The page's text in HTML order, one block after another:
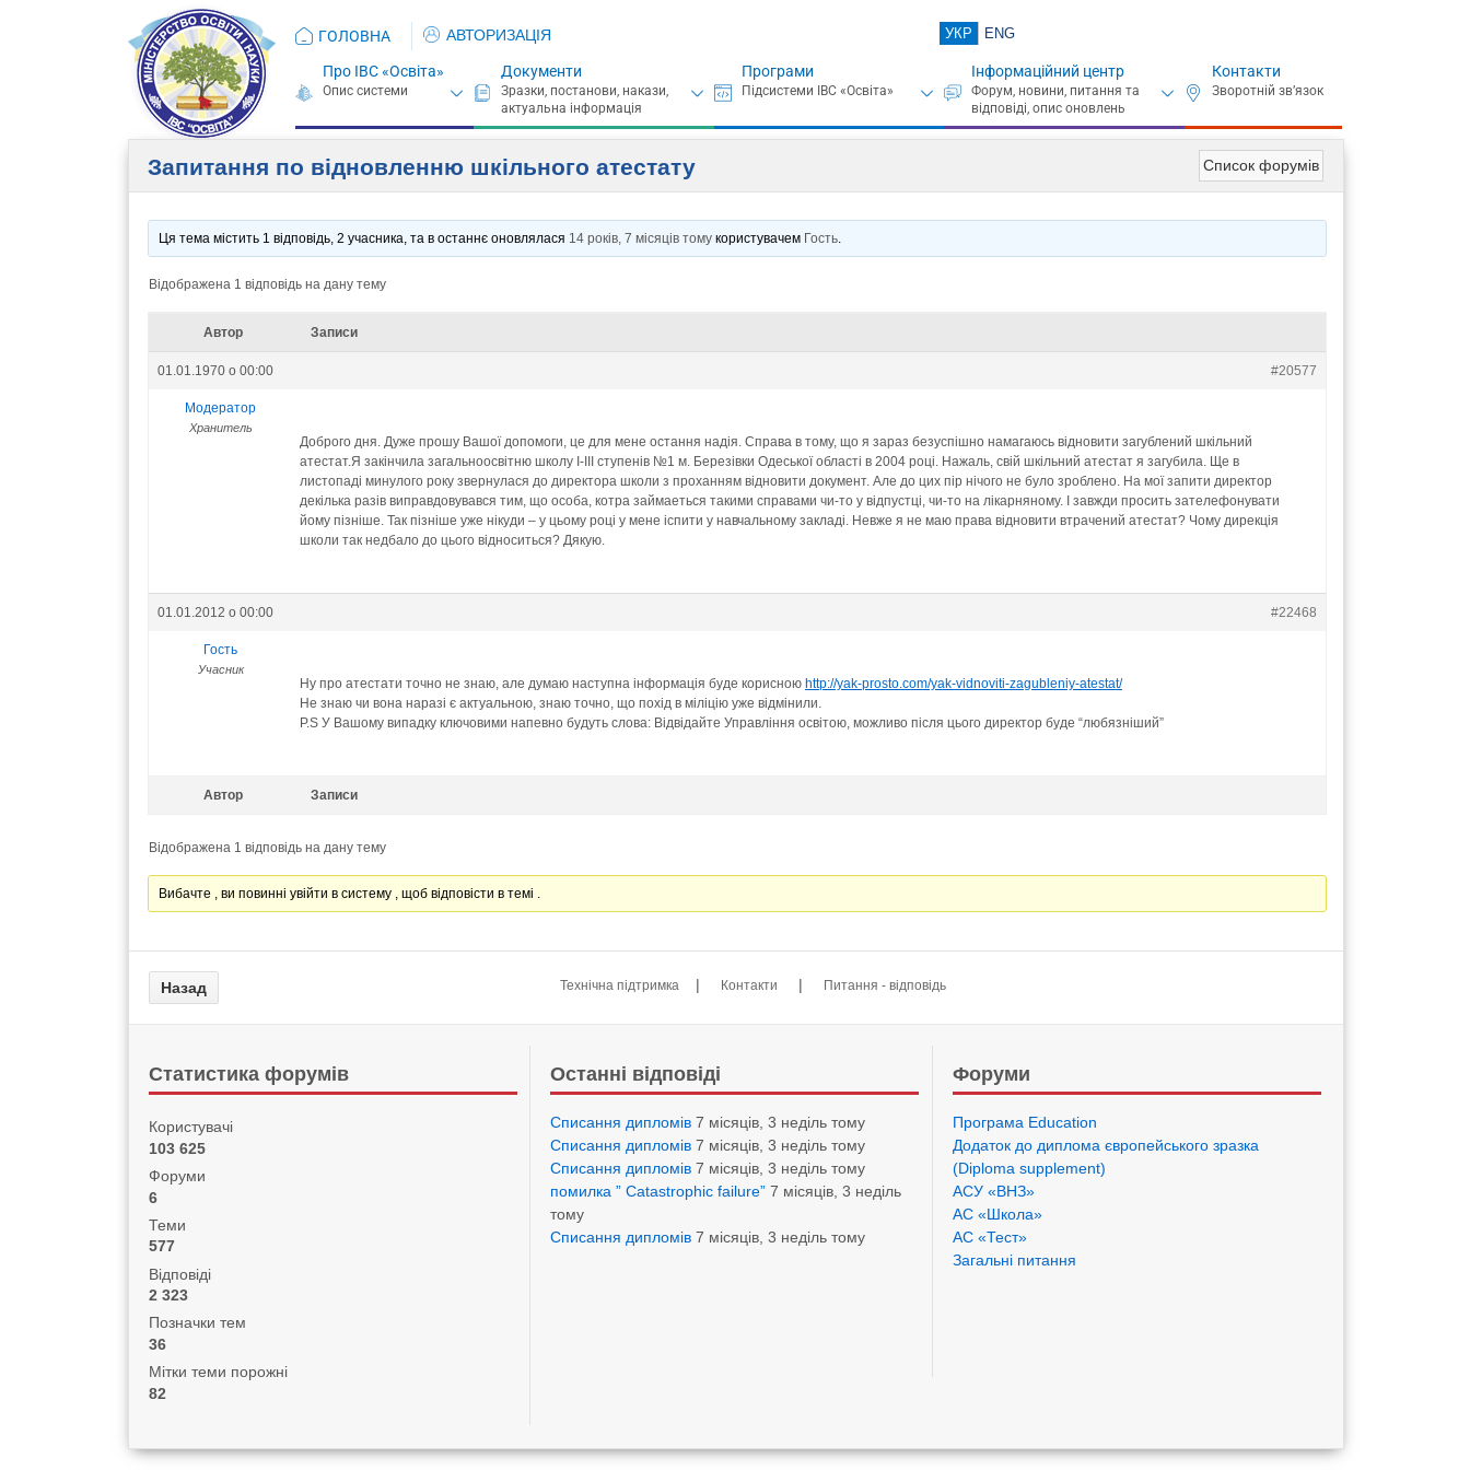
ГОЛОВНА АВТОРИЗАЦІЯ УКР ENG
Про ІВС «Освіта» Документи Програми Інформаційний центр Контакти
Список форумів
Запитання по відновленню шкільного атестату
Ця тема містить 1 відповідь, 2 учасника, та в останнє оновлялася 14 років, 7 місяців тому користувачем Гость
Відображена 1 відповідь на дану тему
Автор Записи
01.01.1970 о 00:00 #20577
Модератор
Хранитель
Доброго дня. Дуже прошу Вашої допомоги, це для мене остання надія. Справа в тому, що я зараз безуспішно намагаюсь відновити загублений шкільний
атестат.Я закінчила загальноосвітню школу І-ІІІ ступенів №1 м. Березівки Одеської області в 2004 році. Нажаль, свій шкільний атестат я загубила. Ще в
листопаді минулого року звернулася до директора школи з проханням відновити документ. Але до цих пір нічого не було зроблено. На мої запити директор
декілька разів виправдовувався тим, що особа, котра займаеться такими справами чи-то у відпустці, чи-то на лікарняному. І завжди просить зателефонувати
йому пізніше. Так пізніше уже нікуди – у цьому році у мене іспити у навчальному закладі. Невже я не маю права відновити втрачений атестат? Чому дирекція
школи так недбало до цього відноситься? Дякую.
01.01.2012 о 00:00 #22468
Гость
Учасник
Ну про атестати точно не знаю, але думаю наступна інформація буде корисною http://yak-prosto.com/yak-vidnoviti-zagubleniy-atestat/
Не знаю чи вона наразі є актуальною, знаю точно, що похід в міліцію уже відмінили.
P.S У Вашому випадку ключовими напевно будуть слова: Відвідайте Управління освітою, можливо після цього директор буде “любязніший”
Автор Записи
Відображена 1 відповідь на дану тему
Вибачте , ви повинні увійти в систему , щоб відповісти в темі .
Технічна підтримка | Контакти | Питання - відповідь
Статистика форумів
Користувачі
103 625
Форуми
6
Теми
577
Відповіді
2 323
Позначки тем
36
Мітки теми порожні
82
Останні відповіді
Списання дипломів 7 місяців, 3 неділь тому
Списання дипломів 7 місяців, 3 неділь тому
Списання дипломів 7 місяців, 3 неділь тому
помилка ” Catastrophic failure” 7 місяців, 3 неділь
тому
Списання дипломів 7 місяців, 3 неділь тому
Форуми
Програма Eduсation
Додаток до диплома європейського зразка
(Diploma supplement)
АСУ «ВНЗ»
АС «Школа»
АС «Тест»
Загальні питання